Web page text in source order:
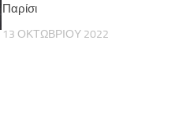
Παρίσι
13 ΟΚΤΩΒΡΊΟΥ 2022